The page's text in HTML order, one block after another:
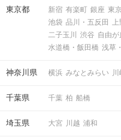
東京都 新宿 有楽町 銀座 東
池袋 品川・五反田
二子玉川
渋谷 自由が
水道橋・飯田橋 浅草
神奈川県 横浜 みなとみらい
千葉県 千葉 柏 船橋
埼玉県 大宮 川越 浦和